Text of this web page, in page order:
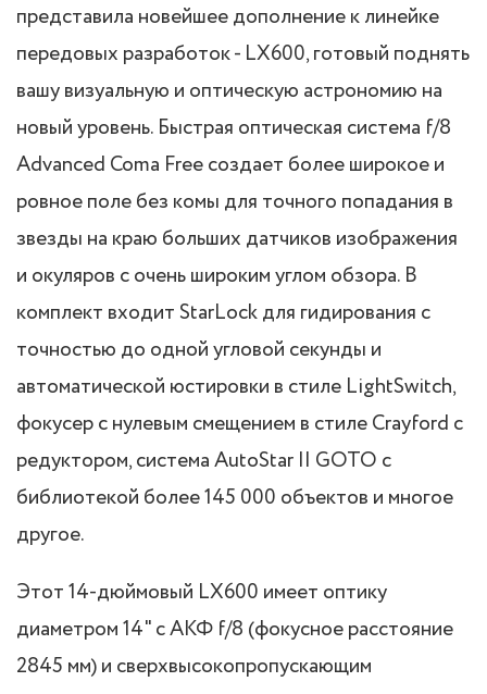
представила новейшее дополнение к линейке
передовых разработок - LX600, готовый поднять
вашу визуальную и оптическую астрономию на
новый уровень. Быстрая оптическая система f/8
Advanced Coma Free создает более широкое и
ровное поле без комы для точного попадания в
звезды на краю больших датчиков изображения
и окуляров с очень широким углом обзора. В
комплект входит StarLock для гидирования с
точностью до одной угловой секунды и
автоматической юстировки в стиле LightSwitch,
фокусер с нулевым смещением в стиле Crayford с
редуктором, система AutoStar II GOTO с
библиотекой более 145 000 объектов и многое
другое.
Этот 14-дюймовый LX600 имеет оптику
диаметром 14" с АКФ f/8 (фокусное расстояние
2845 мм) и сверхвысокопропускающим